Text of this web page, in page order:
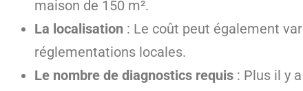
maison de 150 m².
La localisation : Le coût peut également
réglementations locales.
Le nombre de diagnostics requis : Plus il y